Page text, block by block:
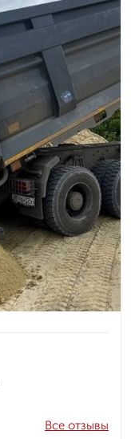
Все отзывы